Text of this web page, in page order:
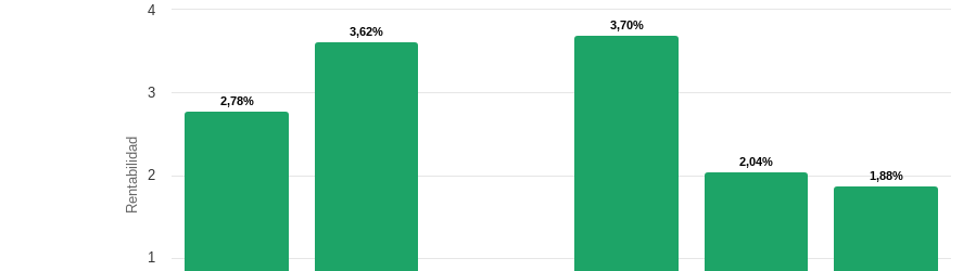
Rentabilidad
2,78%
2,78%
3,62%
3,62% 3,70%
3,70%
2,04%
2,04%
1,88%
1,88%
1
2
3
4